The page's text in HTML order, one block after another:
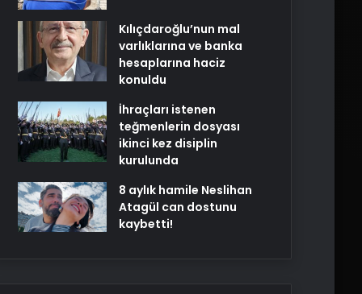
Kılıçdaroğlu’nun mal
varlıklarına ve banka
hesaplarına haciz
konuldu
İhraçları istenen
teğmenlerin dosyası
ikinci kez disiplin
kurulunda
8 aylık hamile Neslihan
Atagül can dostunu
kaybetti!